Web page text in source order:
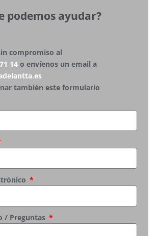
podemos ayudar?
compromiso al
14 o envíenos un email a
también este formulario
/ Preguntas